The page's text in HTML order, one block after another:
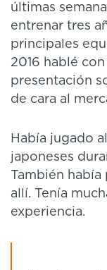
últimas
entrenar tres
principales
2016 hablé
presentación
de cara al
Había jugado
japoneses
También
allí. Tenía
experiencia.